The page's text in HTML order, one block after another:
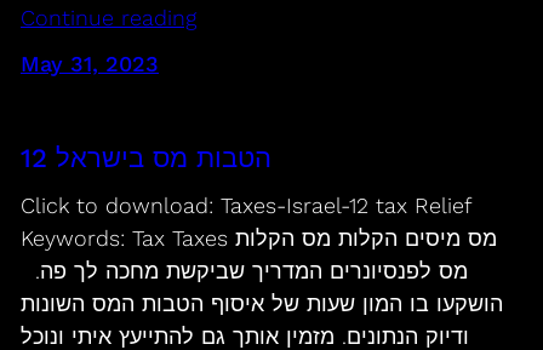
Continue reading
May 31, 2023
12 הטבות מס בישראל
Click to download: Taxes-Israel-12 tax Relief
Keywords: Tax Taxes מס מיסים הקלות מס הקלות
מס לפנסיונרים המדריך שביקשת מחכה לך פה.
הושקעו בו המון שעות של איסוף הטבות המס השונות
ודיוק הנתונים. מזמין אותך גם להתייעץ איתי ונוכל